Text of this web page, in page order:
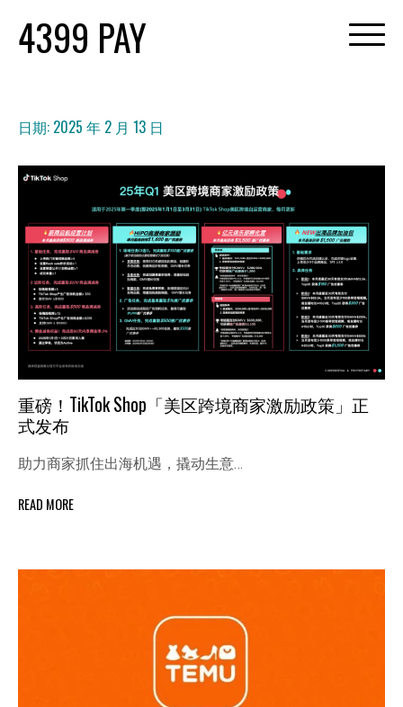
content
4399 PAY
日期: 2025 年 2 月 13 日
重磅！TikTok Shop「美区跨境商家激励政策」正
式发布
助⼒商家抓住出海机遇，撬动⽣意…
READ MORE